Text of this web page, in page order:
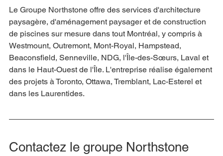
Le Groupe Northstone offre des services d'architecture
paysagère, d'aménagement paysager et de construction
de piscines sur mesure dans tout Montréal, y compris à
Westmount, Outremont, Mont-Royal, Hampstead,
Beaconsfield, Senneville, NDG, l'Île-des-Sœurs, Laval et
dans le Haut-Ouest de l'Île. L'entreprise réalise également
des projets à Toronto, Ottawa, Tremblant, Lac-Esterel et
dans les Laurentides.
Contactez le groupe Northstone